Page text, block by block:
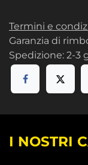
Termini e
Garanzia di
Spedizione: 2-3
I NOSTRI